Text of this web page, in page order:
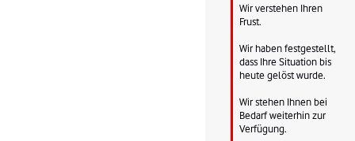
Wir verstehen Ihren
Frust.
Wir haben festgestellt,
dass Ihre Situation bis
heute gelöst wurde.
Wir stehen Ihnen bei
Bedarf weiterhin zur
Verfügung.